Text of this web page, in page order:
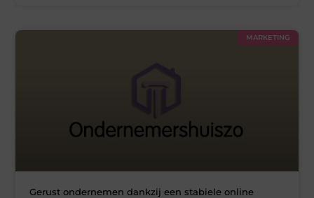
MARKETING
Gerust ondernemen dankzij een stabiele online